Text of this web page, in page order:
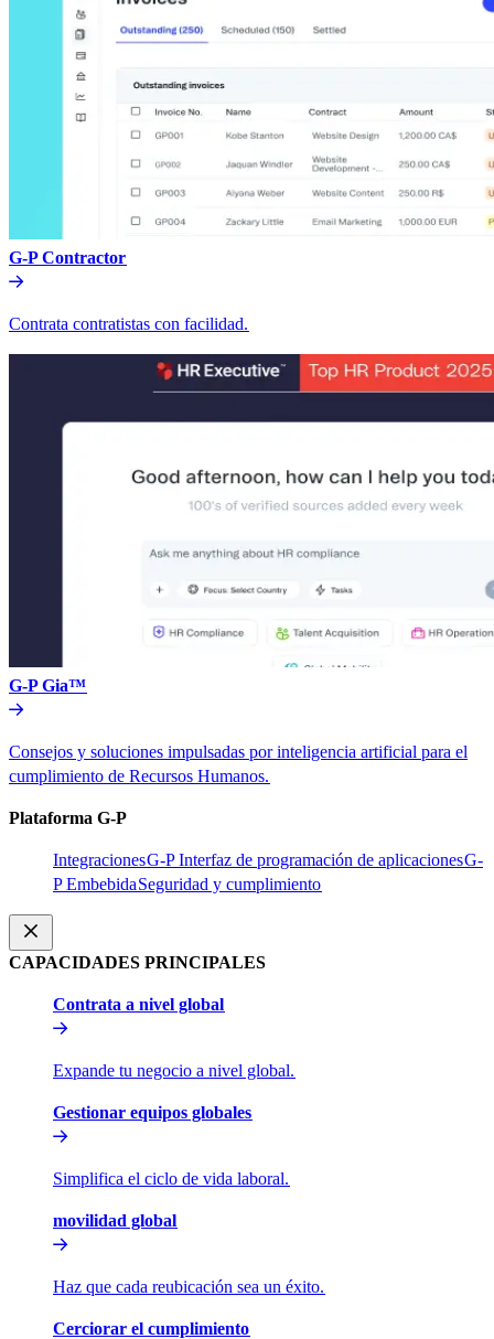
G-P Contractor​​
Contrata contratistas con facilidad.​​
G-P Gia™​​
Consejos y soluciones impulsadas por inteligencia artificial para el
cumplimiento de Recursos Humanos.​​
Plataforma G-P​​
Integraciones​​G-P Interfaz de programación de aplicaciones​​G-
P Embebida​​Seguridad y cumplimiento​​
CAPACIDADES PRINCIPALES​​
Contrata a nivel global​​
Expande tu negocio a nivel global.​​
Gestionar equipos globales​​
Simplifica el ciclo de vida laboral.​​
movilidad global​​
Haz que cada reubicación sea un éxito.​​
Cerciorar el cumplimiento​​